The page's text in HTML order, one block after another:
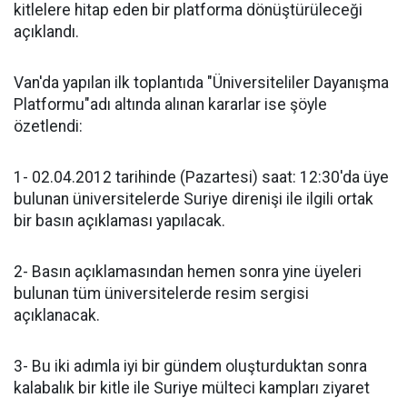
kitlelere hitap eden bir platforma dönüştürüleceği
açıklandı.
Van'da yapılan ilk toplantıda "Üniversiteliler Dayanışma
Platformu"adı altında alınan kararlar ise şöyle
özetlendi:
1- 02.04.2012 tarihinde (Pazartesi) saat: 12:30'da üye
bulunan üniversitelerde Suriye direnişi ile ilgili ortak
bir basın açıklaması yapılacak.
2- Basın açıklamasından hemen sonra yine üyeleri
bulunan tüm üniversitelerde resim sergisi
açıklanacak.
3- Bu iki adımla iyi bir gündem oluşturduktan sonra
kalabalık bir kitle ile Suriye mülteci kampları ziyaret